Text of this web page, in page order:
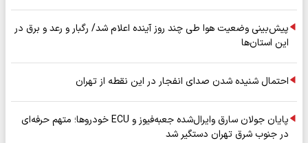
پیش‌بینی وضعیت هوا طی چند روز آینده اعلام شد/ رگبار و رعد و برق در
این استان‌ها
احتمال شنیده شدن صدای انفجار در این نقطه از تهران
پایان جولان سارق وایرال‌شده جعبه‌فیوز و ECU خودروها؛ متهم حرفه‌ای
در جنوب شرق تهران دستگیر شد